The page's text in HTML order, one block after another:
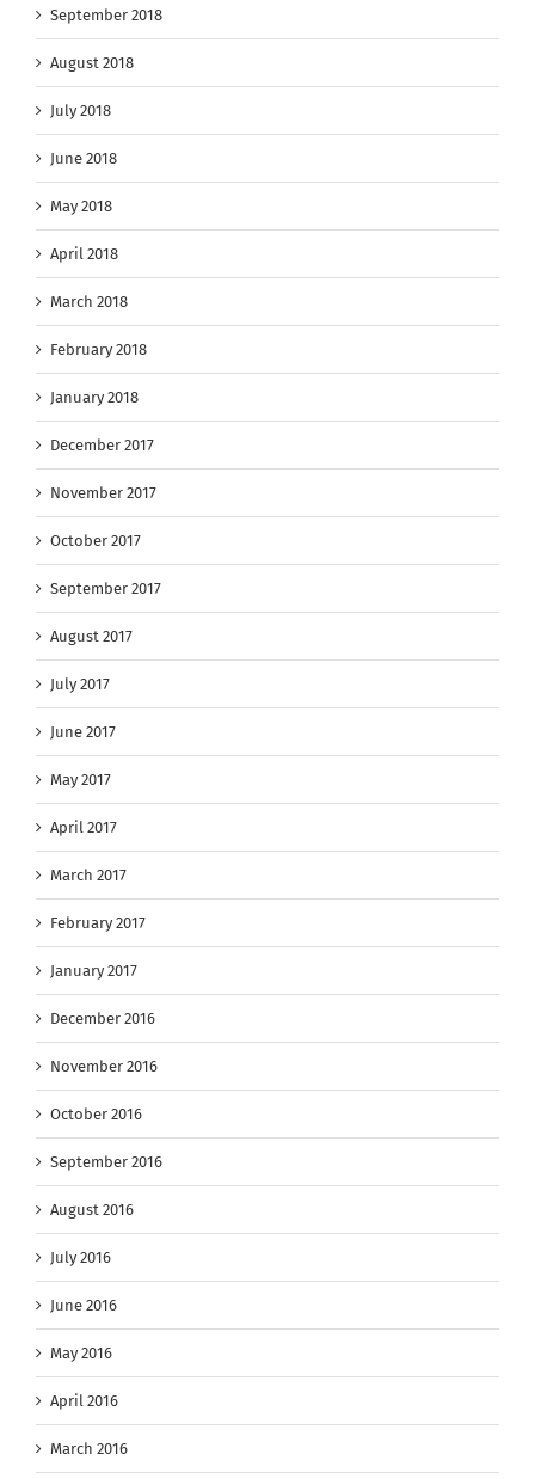
September 2018
August 2018
July 2018
June 2018
May 2018
April 2018
March 2018
February 2018
January 2018
December 2017
November 2017
October 2017
September 2017
August 2017
July 2017
June 2017
May 2017
April 2017
March 2017
February 2017
January 2017
December 2016
November 2016
October 2016
September 2016
August 2016
July 2016
June 2016
May 2016
April 2016
March 2016